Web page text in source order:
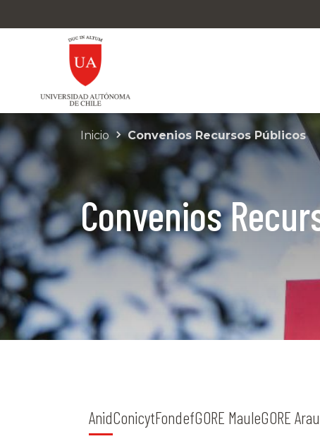
Inicio Convenios Recursos Públicos
Convenios
AnidConicytFondefGORE MauleGORE